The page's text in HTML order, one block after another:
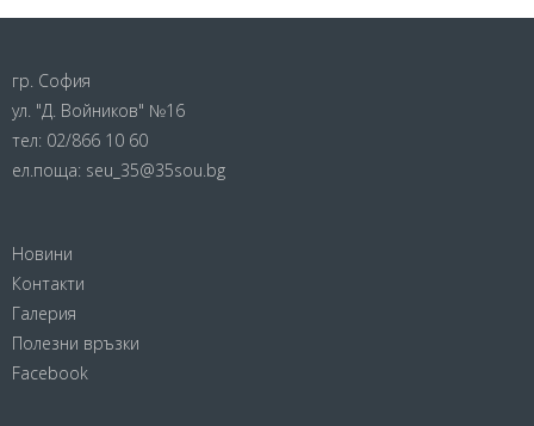
гр. София
ул. "Д. Войников" №16
тел: 02/866 10 60
ел.поща: seu_35@35sou.bg
Новини
Контакти
Галерия
Полезни връзки
Facebook